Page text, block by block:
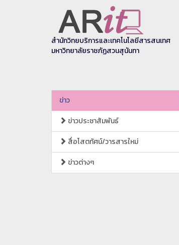
สำนักวิทยบริการและเทคโนโลยีสารสนเทศ
มหาวิทยาลัยราชภัฏสวนสุนันทา
ข่าว
ข่าวประชาสัมพันธ์
สื่อโสตทัศน์/วารสารใหม่
ข่าวต่างๆ